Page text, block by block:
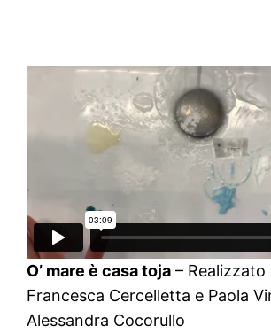
O’ mare è casa toja – Realizzato
Francesca Cercelletta e Paola
Alessandra Cocorullo